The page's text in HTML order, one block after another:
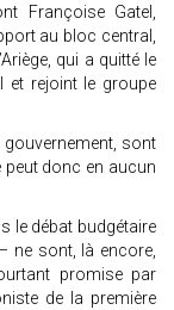
Françoise Gatel,
au bloc central,
qui a quitté le
et rejoint le groupe
sont
donc en aucun
le débat budgétaire
ne sont, là encore,
promise par
de la première